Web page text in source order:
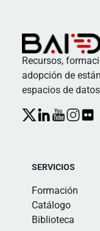
Recursos,
adopción de
espacios de datos
SERVICIOS
Formación
Catálogo
Biblioteca